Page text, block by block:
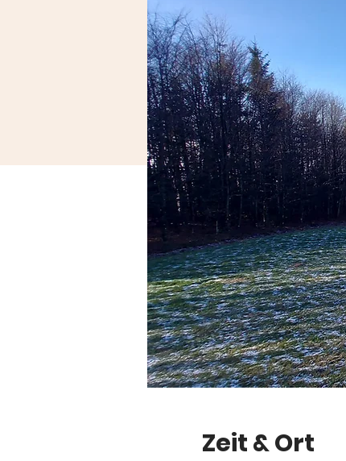
Zeit & Ort